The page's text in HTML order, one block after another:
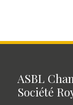
ASBL
Société